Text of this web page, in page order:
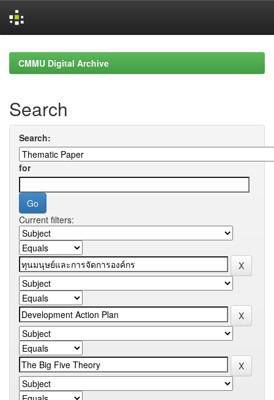
navigationCMMU Digital Archive
Search
Search:
for
Current filters: